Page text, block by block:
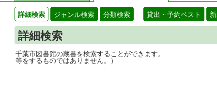
詳細検索 ジャンル検索 分類検索 貸出・予約ベスト
詳細検索
千葉市図書館の蔵書を検索することがで
等をするものではありません。）